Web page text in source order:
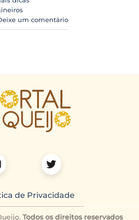
um comentário
de Privacidade
Todos os direitos reservados